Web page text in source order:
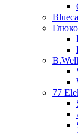
B.Well
77